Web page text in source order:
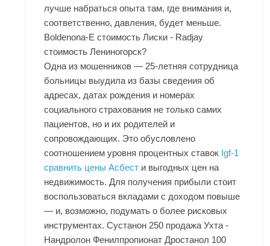
лучше набраться опыта там, где внимания и,
соответственно, давления, будет меньше.
Boldenona-E стоимость Лиски - Radjay
стоимость Лениногорск?
Одна из мошенников — 25-летняя сотрудница
больницы выудила из базы сведения об
адресах, датах рождения и номерах
социального страхования не только самих
пациентов, но и их родителей и
сопровождающих. Это обусловлено
соотношением уровня процентных ставок Igf-1
сравнить цены Асбест и выгодных цен на
недвижимость. Для получения прибыли стоит
воспользоваться вкладами с доходом повыше
— и, возможно, подумать о более рисковых
инструментах. Сустанон 250 продажа Ухта -
Нандролон ФенилпропионатДростанол 100